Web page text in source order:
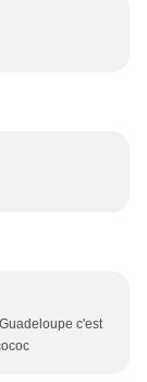
c'est